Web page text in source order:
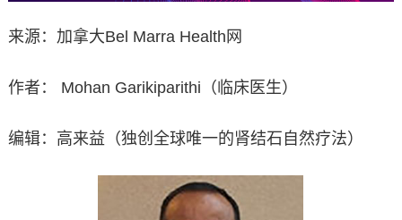
来源：加拿大Bel Marra Health网
作者： Mohan Garikiparithi（临床医生）
编辑：高来益（独创全球唯一的肾结石自然疗法）